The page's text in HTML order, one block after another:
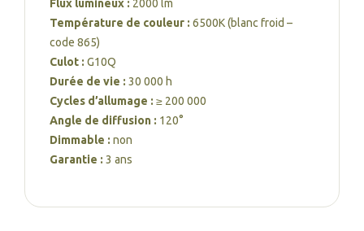
Flux lumineux : 2000 lm
Température de couleur : 6500K (blanc froid –
code 865)
Culot : G10Q
Durée de vie : 30 000 h
Cycles d’allumage : ≥ 200 000
Angle de diffusion : 120°
Dimmable : non
Garantie : 3 ans